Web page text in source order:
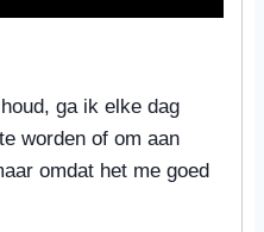
ga ik elke dag
worden of om aan
omdat het me goed